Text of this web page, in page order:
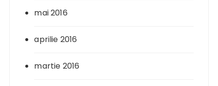
mai 2016
aprilie 2016
martie 2016